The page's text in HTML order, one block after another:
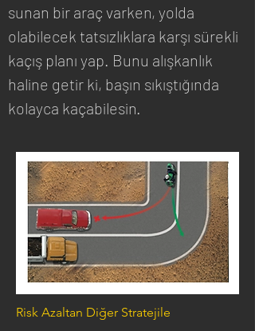
sunan bir araç varken, yolda
olabilecek tatsızlıklara karşı sürekli
kaçış planı yap. Bunu alışkanlık
haline getir ki, başın sıkıştığında
kolayca kaçabilesin.
Risk Azaltan Diğer Stratejile